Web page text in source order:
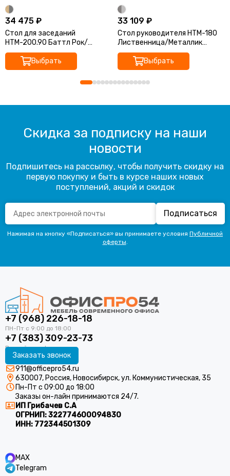
34 475 ₽
Стол для заседаний
НТМ-200.90 Баттл Рок/
Металлик 2000x900x750
Аргентум-М
Выбрать
33 109 ₽
Стол руководителя НТМ-180
Лиственница/Металлик
1800x800x750 Аргентум-М
Выбрать
Скидка за подписку на наши
новости
Подпишитесь на рассылку, чтобы получить скидку на
первую покупку и быть в курсе наших новых
поступлений, акций и скидок
Подписаться
Нажимая на кнопку «Подписаться» вы принимаете условия Публичной
оферты.
+7 (968) 226-18-18
+7 (383) 309-23-73
Заказать звонок
911@officepro54.ru
630007, Россия, Новосибирск, ул. Коммунистическая, 35
Пн-Пт с 09:00 до 18:00
Заказы он-лайн принимаются 24/7.
ИП Грибачев С.А
ОГРНИП:322774600094830
ИНН: 772344501309
MAX
Telegram